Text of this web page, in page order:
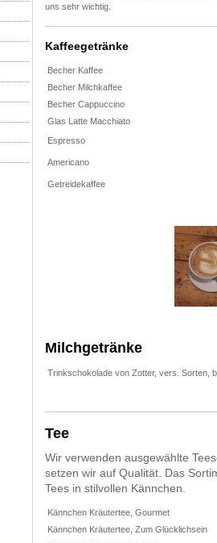
uns sehr wichtig.
Kaffeegetränke
Becher Kaffee
Becher Milchkaffee
Becher Cappuccino
Glas Latte Macchiato
Espresso
Americano
Getreidekaffee
Milchgetränke
Trinkschokolade von Zotter, vers. Sorten,
Tee
Wir verwenden ausgewählte
setzen wir auf Qualität. Das
Tees in stilvollen Kännchen.
Kännchen Kräutertee, Gourmet
Kännchen Kräutertee, Zum Glücklichsein